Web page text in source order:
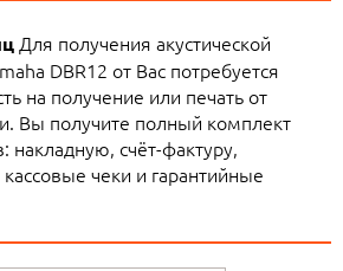
Для получения акустической
DBR12 от Вас потребуется
на получение или печать от
Вы получите полный комплект
накладную, счёт-фактуру,
чеки и гарантийные